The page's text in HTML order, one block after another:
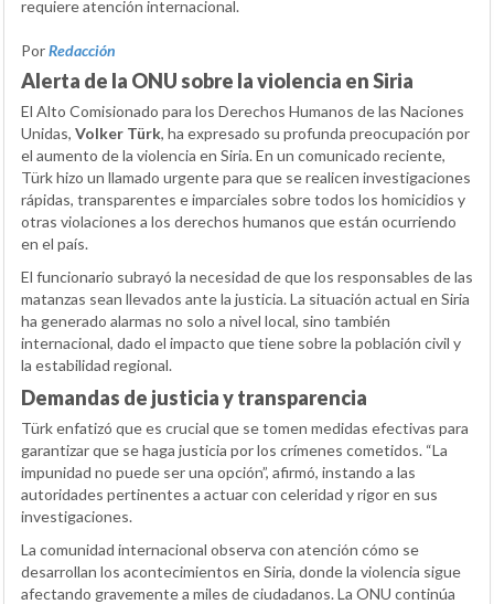
requiere atención internacional.
PorRedacción
Alerta de la ONU sobre la violencia en Siria
El Alto Comisionado para los Derechos Humanos de las Naciones
Unidas, Volker Türk, ha expresado su profunda preocupación por
el aumento de la violencia en Siria. En un comunicado reciente,
Türk hizo un llamado urgente para que se realicen investigaciones
rápidas, transparentes e imparciales sobre todos los homicidios y
otras violaciones a los derechos humanos que están ocurriendo
en el país.
El funcionario subrayó la necesidad de que los responsables de las
matanzas sean llevados ante la justicia. La situación actual en Siria
ha generado alarmas no solo a nivel local, sino también
internacional, dado el impacto que tiene sobre la población civil y
la estabilidad regional.
Demandas de justicia y transparencia
Türk enfatizó que es crucial que se tomen medidas efectivas para
garantizar que se haga justicia por los crímenes cometidos. “La
impunidad no puede ser una opción”, afirmó, instando a las
autoridades pertinentes a actuar con celeridad y rigor en sus
investigaciones.
La comunidad internacional observa con atención cómo se
desarrollan los acontecimientos en Siria, donde la violencia sigue
afectando gravemente a miles de ciudadanos. La ONU continúa